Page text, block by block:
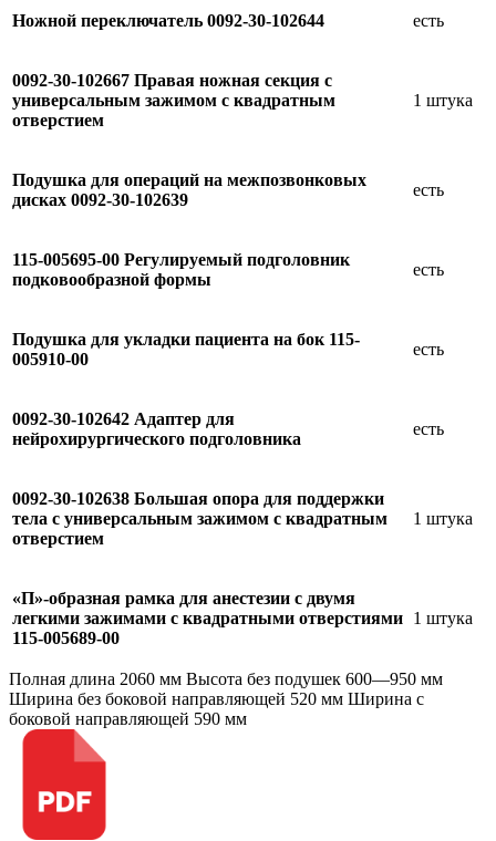
Ножной переключатель 0092-30-102644 есть
0092-30-102667 Правая ножная секция с
универсальным зажимом с квадратным
отверстием
1 штука
Подушка для операций на межпозвонковых
дисках 0092-30-102639
есть
115-005695-00 Регулируемый подголовник
подковообразной формы
есть
Подушка для укладки пациента на бок 115-
005910-00
есть
0092-30-102642 Адаптер для
нейрохирургического подголовника
есть
0092-30-102638 Большая опора для поддержки
тела с универсальным зажимом с квадратным
отверстием
1 штука
«П»-образная рамка для анестезии с двумя
легкими зажимами с квадратными отверстиями
115-005689-00
1 штука
Полная длина 2060 мм Высота без подушек 600—950 мм
Ширина без боковой направляющей 520 мм Ширина с
боковой направляющей 590 мм